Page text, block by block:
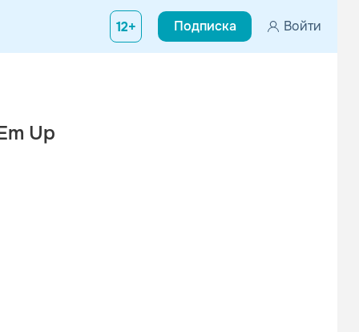
12+ Подписка Войти
Up